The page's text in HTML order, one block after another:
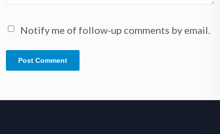
Notify me of follow-up comments by email.